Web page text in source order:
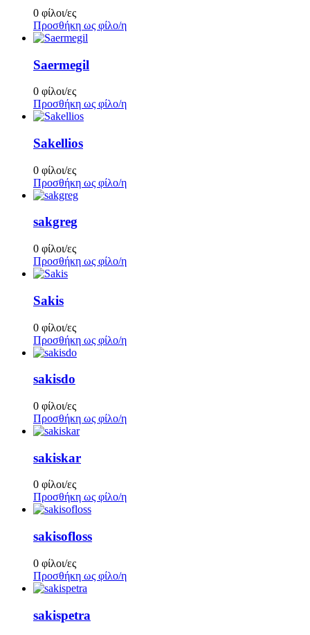
0 φίλοι/ες
Προσθήκη ως φίλο/η
Saermegil
0 φίλοι/ες
Προσθήκη ως φίλο/η
Sakellios
0 φίλοι/ες
Προσθήκη ως φίλο/η
sakgreg
0 φίλοι/ες
Προσθήκη ως φίλο/η
Sakis
0 φίλοι/ες
Προσθήκη ως φίλο/η
sakisdo
0 φίλοι/ες
Προσθήκη ως φίλο/η
sakiskar
0 φίλοι/ες
Προσθήκη ως φίλο/η
sakisofloss
0 φίλοι/ες
Προσθήκη ως φίλο/η
sakispetra